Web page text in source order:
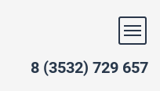
8 (3532) 729 657